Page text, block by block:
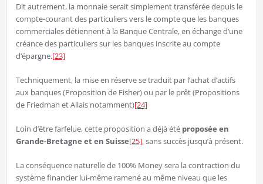
Dit autrement, la monnaie serait simplement transférée depuis le
compte-courant des particuliers vers le compte que les banques
commerciales détiennent à la Banque Centrale, en échange d’une
créance des particuliers sur les banques inscrite au compte
d’épargne.[23]
Techniquement, la mise en réserve se traduit par l’achat d’actifs
aux banques (Proposition de Fisher) ou par le prêt (Propositions
de Friedman et Allais notamment)[24]
Loin d’être farfelue, cette proposition a déjà été proposée en
Grande-Bretagne et en Suisse[25], sans succès jusqu’à présent.
La conséquence naturelle de 100% Money sera la contraction du
système financier lui-même ramené au même niveau que les